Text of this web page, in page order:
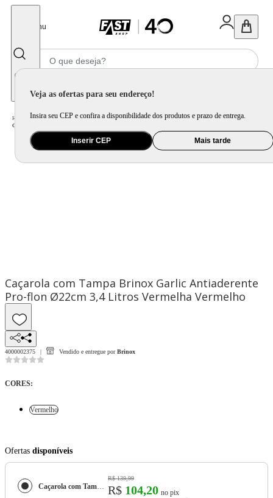
Menu
Veja as ofertas para seu endereço!
Insira seu CEP e confira a disponibilidade dos produtos e prazo de entrega.
Inserir CEP Mais tarde
Home Utilidade Doméstica Cozinha / Jogo de Panela e Panela Avulsa /
Caçarola com Tampa Brinox Garlic Antiaderente Pro-flon Ø22cm 3,4 Litros Vermelha
Caçarola com Tampa Brinox Garlic Antiaderente
Pro-flon Ø22cm 3,4 Litros Vermelha Vermelho
4000002375 Vendido e entregue por Brinox
CORES:
Vermelho
Ofertas disponíveis
Caçarola com Tampa Brinox Garlic Antiaderente Pro-flon Ø22cm 3,4 Litros Vermelha
R$ 139,99
R$ 104,20 no pix